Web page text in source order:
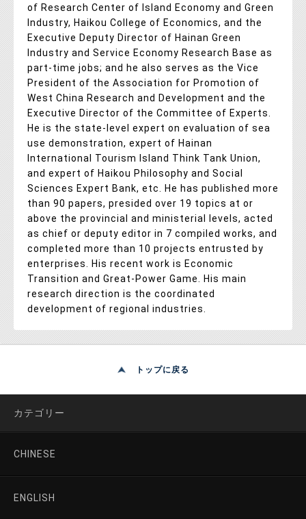
of Research Center of Island Economy and Green
Industry, Haikou College of Economics, and the
Executive Deputy Director of Hainan Green
Industry and Service Economy Research Base as
part-time jobs; and he also serves as the Vice
President of the Association for Promotion of
West China Research and Development and the
Executive Director of the Committee of Experts.
He is the state-level expert on evaluation of sea
use demonstration, expert of Hainan
International Tourism Island Think Tank Union,
and expert of Haikou Philosophy and Social
Sciences Expert Bank, etc. He has published more
than 90 papers, presided over 19 topics at or
above the provincial and ministerial levels, acted
as chief or deputy editor in 7 compiled works, and
completed more than 10 projects entrusted by
enterprises. His recent work is Economic
Transition and Great-Power Game. His main
research direction is the coordinated
development of regional industries.
トップに戻る
カテゴリー
CHINESE
ENGLISH